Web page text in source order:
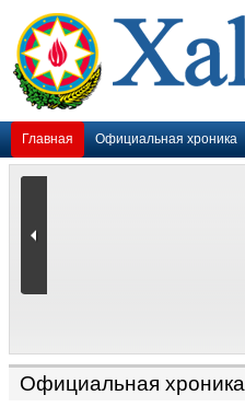
Главная Официальная хроника
Официальная хроника